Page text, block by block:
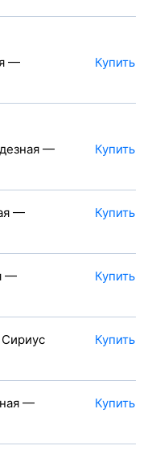
—
Купить
—
Купить
—
Купить
—
Купить
Купить
—
Купить